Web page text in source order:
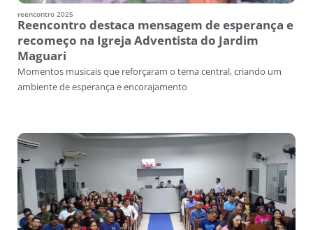
reencontro 2025
Reencontro destaca mensagem de esperança e
recomeço na Igreja Adventista do Jardim
Maguari
Momentos musicais que reforçaram o tema central, criando um
ambiente de esperança e encorajamento